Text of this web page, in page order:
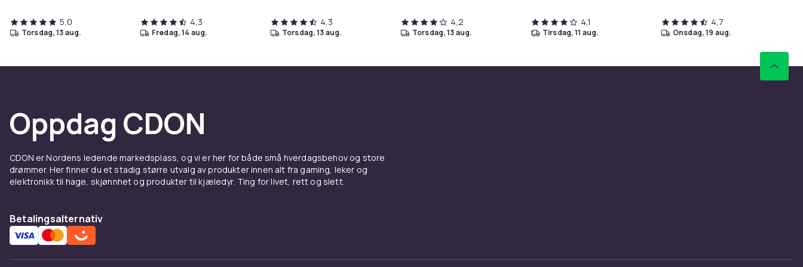
5,0
torsdag, 13 aug.
4,3
fredag, 14 aug.
4,3
torsdag, 13 aug.
4,2
torsdag, 13 aug.
4,1
tirsdag, 11 aug.
4,7
onsdag, 19 aug.
Oppdag CDON
CDON er Nordens ledende markedsplass, og vi er her for både små hverdagsbehov og store
drømmer. Her finner du et stadig større utvalg av produkter innen alt fra gaming, leker og
elektronikk til hage, skjønnhet og produkter til kjæledyr. Ting for livet, rett og slett.
Betalingsalternativ